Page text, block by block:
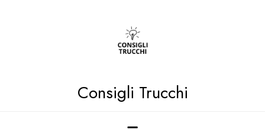
Consigli Trucchi